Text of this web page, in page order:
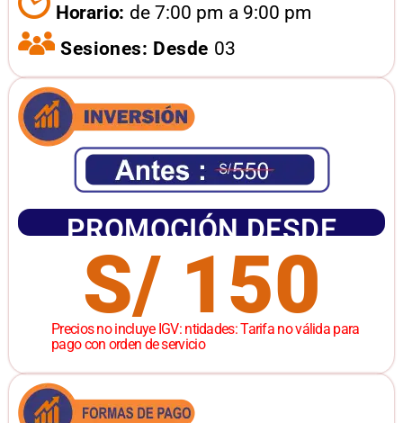
Horario: de 7:00 pm a 9:00 pm
Sesiones: Desde 03
PROMOCIÓN DESDE
S/ 150
Precios no incluye IGV: ntidades: Tarifa no válida para
pago con orden de servicio